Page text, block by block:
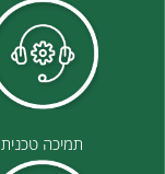
תמיכה טכנית